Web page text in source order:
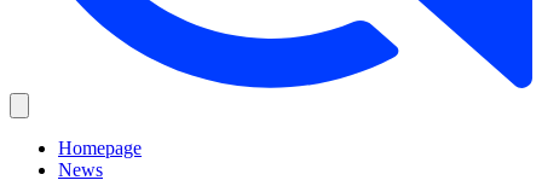
Homepage
News